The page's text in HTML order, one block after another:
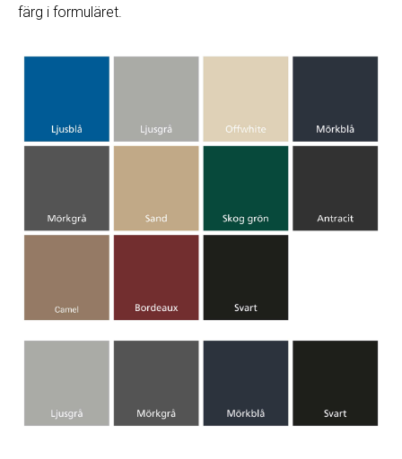
färg i formuläret.